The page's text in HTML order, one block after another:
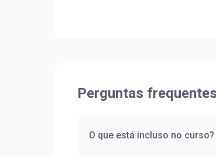
Perguntas frequentes
O que está incluso no curso?